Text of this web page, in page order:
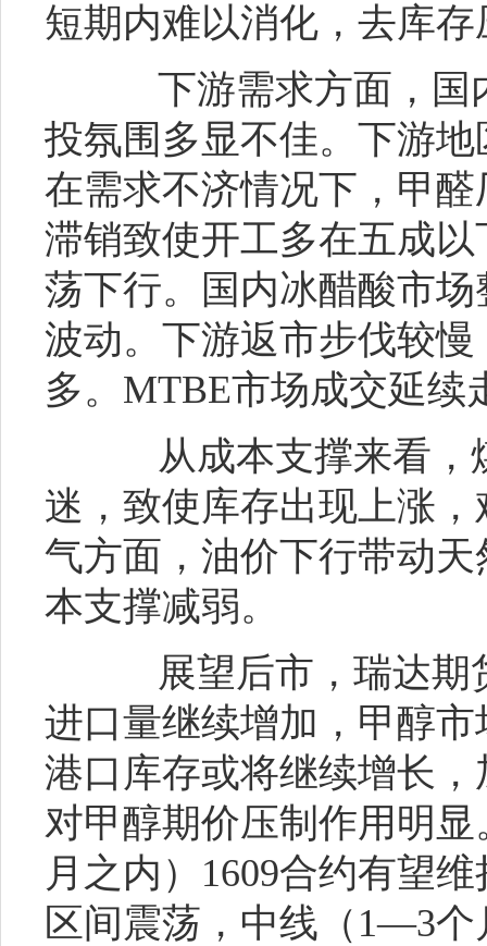
短期内难以消化，去库
下游需求方面，国
投氛围多显不佳。下游
在需求不济情况下，甲
滞销致使开工多在五成
荡下行。国内冰醋酸市
波动。下游返市步伐较
多。MTBE市场成交延续
从成本支撑来看，
迷，致使库存出现上涨
气方面，油价下行带动
本支撑减弱。
展望后市，瑞达期
进口量继续增加，甲醇
港口库存或将继续增长
对甲醇期价压制作用明
月之内）1609合约有望
区间震荡，中线（1—3